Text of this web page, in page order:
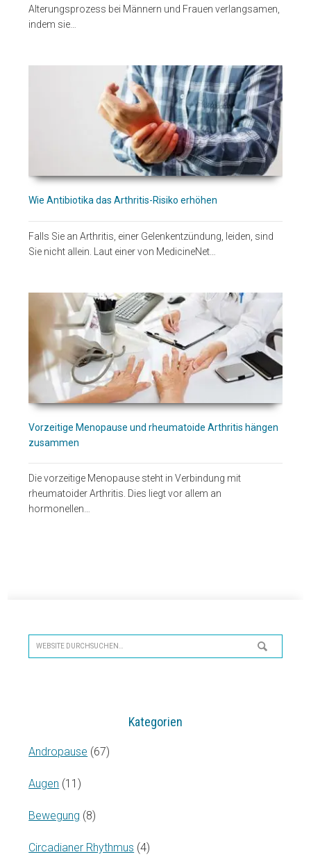
Alterungsprozess bei Männern und Frauen verlangsamen,
indem sie…
Wie Antibiotika das Arthritis-Risiko erhöhen
Falls Sie an Arthritis, einer Gelenkentzündung, leiden, sind
Sie nicht allein. Laut einer von MedicineNet…
Vorzeitige Menopause und rheumatoide Arthritis hängen
zusammen
Die vorzeitige Menopause steht in Verbindung mit
rheumatoider Arthritis. Dies liegt vor allem an
hormonellen…
Website
durchsuchen…
Kategorien
Andropause (67)
Augen (11)
Bewegung (8)
Circadianer Rhythmus (4)